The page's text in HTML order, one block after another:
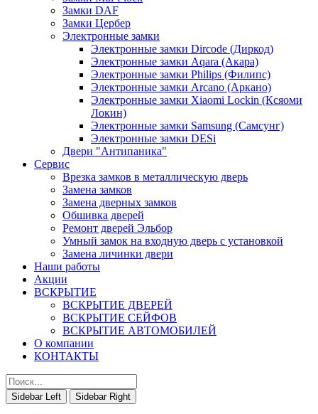
Замки DAF
Замки Цербер
Электронные замки
Электронные замки Dircode (Диркод)
Электронные замки Aqara (Акара)
Электронные замки Philips (Филипс)
Электронные замки Arcano (Аркано)
Электронные замки Xiaomi Lockin (Ксяоми
Локин)
Электронные замки Samsung (Самсунг)
Электронные замки DESi
Двери "Антипаника"
Сервис
Врезка замков в металлическую дверь
Замена замков
Замена дверных замков
Обшивка дверей
Ремонт дверей Эльбор
Умный замок на входную дверь с установкой
Замена личинки двери
Наши работы
Акции
ВСКРЫТИЕ
ВСКРЫТИЕ ДВЕРЕЙ
ВСКРЫТИЕ СЕЙФОВ
ВСКРЫТИЕ АВТОМОБИЛЕЙ
О компании
КОНТАКТЫ
Sidebar Left Sidebar Right